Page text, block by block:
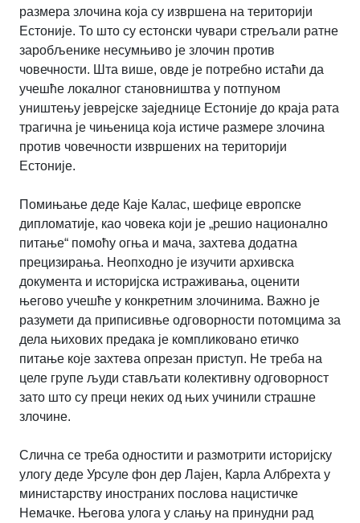
размера злочина која су извршена на територији
Естоније. То што су естонски чувари стрељали ратне
заробљенике несумњиво је злочин против
човечности. Шта више, овде је потребно истаћи да
учешће локалног становништва у потпуном
уништењу јеврејске заједнице Естоније до краја рата
трагична је чињеница која истиче размере злочина
против човечности извршених на територији
Естоније.
Помињање деде Каје Калас, шефице европске
дипломатије, као човека који је „решио национално
питање“ помоћу огња и мача, захтева додатна
прецизирања. Неопходно је изучити архивска
документа и историјска истраживања, оценити
његово учешће у конкретним злочинима. Важно је
разумети да приписивње одговорности потомцима за
дела њихових предака је компликовано етичко
питање које захтева опрезан приступ. Не треба на
целе групе људи стављати колективну одговорност
зато што су преци неких од њих учинили страшне
злочине.
Слична се треба одностити и размотрити историјску
улогу деде Урсуле фон дер Лајен, Карла Албрехта у
министарству иностраних послова нацистичке
Немачке. Његова улога у слању на принудни рад